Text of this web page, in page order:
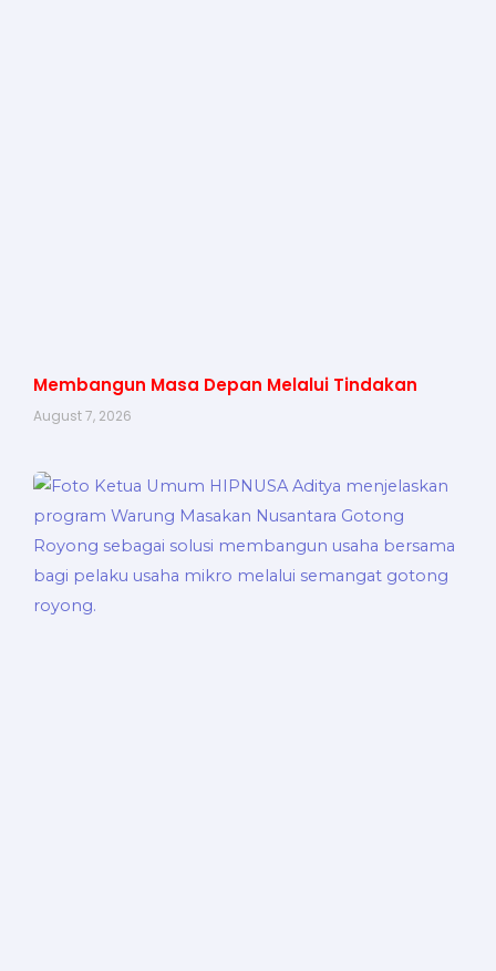
Membangun Masa Depan Melalui Tindakan
August 7, 2026